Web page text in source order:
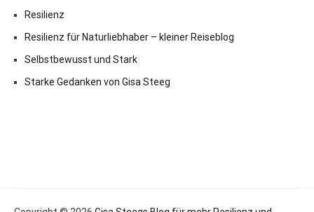
Resilienz
Resilienz für Naturliebhaber – kleiner Reiseblog
Selbstbewusst und Stark
Starke Gedanken von Gisa Steeg